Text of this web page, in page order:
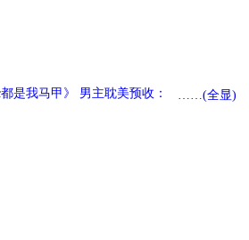
是我马甲》 男主耽美预收：《我爱人好
……(全显)